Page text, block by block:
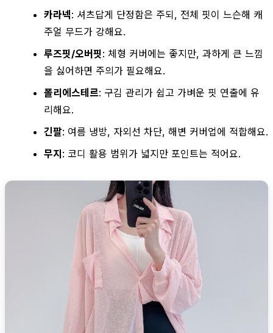
카라넥: 셔츠답게 단정함은 주되, 전체 핏이 느슨해 캐
주얼 무드가 강해요.
루즈핏/오버핏: 체형 커버에는 좋지만, 과하게 큰 느낌
을 싫어하면 주의가 필요해요.
폴리에스테르: 구김 관리가 쉽고 가벼운 핏 연출에 유
리해요.
긴팔: 여름 냉방, 자외선 차단, 해변 커버업에 적합해요.
무지: 코디 활용 범위가 넓지만 포인트는 적어요.